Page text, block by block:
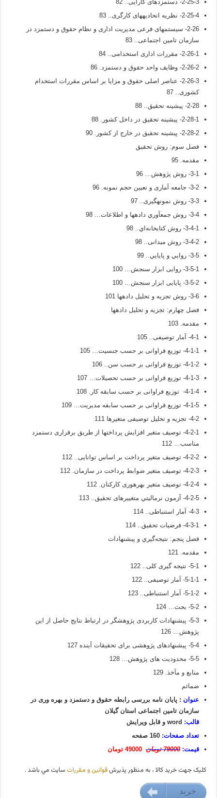
2-25-3- دستمزدهای کارایی.. 82
2-25-4- نظریه اتحادیه­های کارگری.. 83
2-26- سیستم­های فرعی مدیریت اداری و نظام حقوق و دستمزد در
سازمان تامین اجتماعی.. 83
2-26-1- مقررات اداری استخدامی.. 84
2-26-2- وظایف واحد حقوق و دستمزد. 86
2-26-3- عناصر اصلی حقوق و مزایا بر اساس مقررات استخدام
کشوری.. 87
2-28- پیشینه تحقیق.. 88
2-28-1- پیشینه تحقیق در داخل کشور. 88
2-28-2- پیشینه تحقیق در خارج از کشور. 90
فصل سوم: روش تحقیق
مقدمه. 95
3-1- روش پژوهش… 96
3-2- جامعه آماری و تعیین حجم نمونه. 96
3-3- روش نمونه­گیری.. 97
3-4- روش جمع­آوري داده­ها و اطلاعات… 98
3-4-1- روش کتابخانه‌اي.. 98
3-4-2- روش میدانی.. 98
3-5- روايي و پايايي.. 99
3-5-1- روایی ابزار سنجش… 100
3-5-2- پایایی ابزار سنجش… 100
3-6- روش تجزیه و تحلیل داده­ها 101
فصل چهارم: تجزیه و تحلیل داده­ها
مقدمه. 103
4-1- آمار توصیفی.. 105
4-1-1- توزیع فراوانی بر حسب جنسیت… 105
4-1-2- توزیع فراوانی بر حسب سن.. 106
4-1-3- توزیع فراوانی بر حسب تحصیلات… 107
4-1-4- توزیع فراوانی بر حسب سابقه کار. 108
4-1-5- توزیع فراوانی بر حسب سابقه مدیریت… 109
4-2- تجزیه و تحلیل توصیفی متغیرها 111
4-2-1- توصیف متغیر افزایش پرداخت­ها از طریق برقراری دستمزد
مناسب… 112
4-2-2- توصیف متغیر پرداخت بر اساس توانایی.. 112
4-2-3- توصیف متغیر ضوابط پرداخت در سازمان. 112
4-2-4- توصیف متغیر بهره­وری کارکنان. 112
4-2-5- آزمون نرماليتي متغییرهای تحقیق.. 113
4-3- آمار استنباطی.. 114
4-3-1- فرضیات تحقیق.. 114
فصل پنجم: نتيجه‌گيري و پيشنهادات
مقدمه. 121
5-1- نتیجه­ گیری کلی.. 122
5-1-1- آمار توصیفی.. 122
5-1-2- آمار استنباطی.. 123
5-2- بحث… 124
5-3- پیشنهادات کاربردی پژوهشگر در ارتباط نتایج حاصل از این
پژوهش… 126
5-4- پیشنهادهای پژوهشی برای تحقیقات آینده 127
5-5- محدودیت­ های پژوهش… 128
منابع و مآخذ. 129
ضمائم
عنوان : پایان نامه بررسی رابطه حقوق و دستمزد و بهره وری در
سازمان تامین اجتماعی استان گیلان
قالب:
تعداد صفحات: 160 صفحه
قیمت:79000 تومان 49000 تومان
کليک جهت خريد کالا ، به منظور پذيرشقوانين و مقررات سايت مي باشد .
49000 تومان خريد